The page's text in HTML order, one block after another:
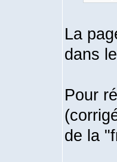
La
dans
Pour
de la